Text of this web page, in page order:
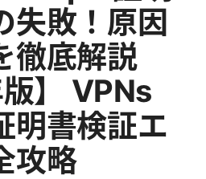
失敗！原因
徹底解説
】 VPNs
明書検証エ
攻略